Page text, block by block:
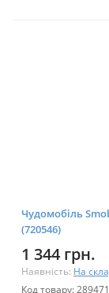
Чудомобіль
(720546)
1 344 грн.
Наявність: На
Код товару: